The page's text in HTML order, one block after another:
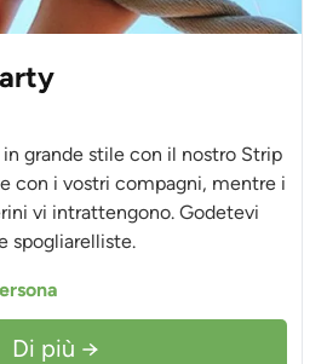
grande stile con il nostro Strip
con i vostri compagni, mentre i
vi intrattengono. Godetevi
spogliarelliste.
Di più →